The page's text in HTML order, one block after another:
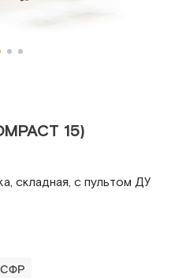
15)
складная, с пультом ДУ
СФР